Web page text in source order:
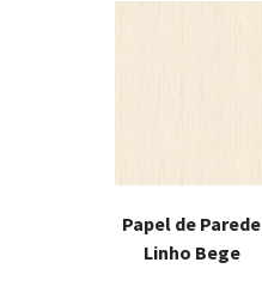
Papel de Parede
Linho Bege